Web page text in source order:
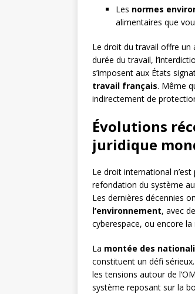
Les normes
alimentaires que
Le droit du travail offre un
durée du travail,
s’imposent aux États
travail français. Même
indirectement de
Évolutions
juridique
Le droit international
refondation du système
Les dernières décennies
l’environnement, avec
cyberespace, ou encore
La montée des
constituent un défi
les tensions autour de
système reposant sur la